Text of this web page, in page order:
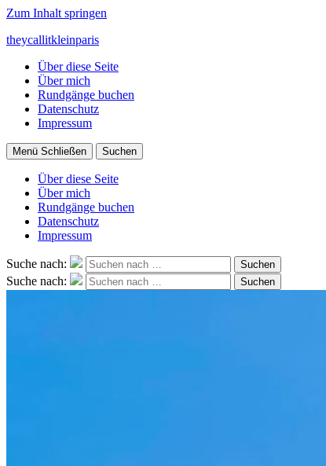
Zum Inhalt springen
theycallitkleinparis
Über diese Seite
Über mich
Rundgänge buchen
Datenschutz
Impressum
Menü Schließen Suchen
Über diese Seite
Über mich
Rundgänge buchen
Datenschutz
Impressum
Suche nach: Suchen
Suche nach: Suchen